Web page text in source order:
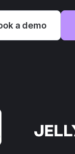
a demo